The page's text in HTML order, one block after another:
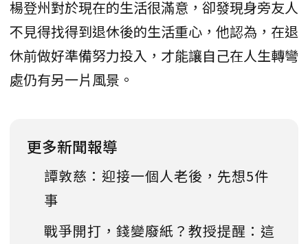
楊登州對於現在的生活很滿意，卻發現身旁友人
不見得找得到退休後的生活重心，他認為，在退
休前做好準備努力投入，才能讓自己在人生轉彎
處仍有另一片風景。
更多新聞報導
譚敦慈：迎接一個人老後，先想5件
事
戰爭開打，錢變廢紙？教授提醒：這